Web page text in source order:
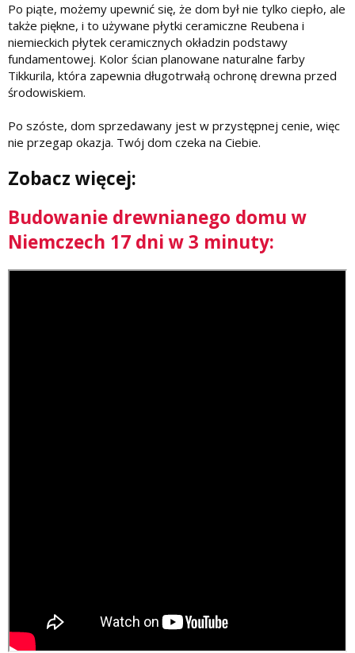
Po piąte, możemy upewnić się, że dom był nie tylko ciepło, ale
także piękne, i to używane płytki ceramiczne Reubena i
niemieckich płytek ceramicznych okładzin podstawy
fundamentowej. Kolor ścian planowane naturalne farby
Tikkurila, która zapewnia długotrwałą ochronę drewna przed
środowiskiem.
Po szóste, dom sprzedawany jest w przystępnej cenie, więc
nie przegap okazja. Twój dom czeka na Ciebie.
Zobacz więcej:
Budowanie drewnianego domu w
Niemczech 17 dni w 3 minuty: